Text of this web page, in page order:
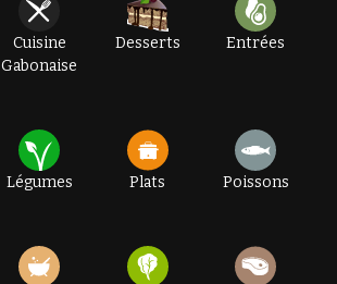
Cuisine
Gabonaise
Desserts Entrées
Légumes Plats Poissons